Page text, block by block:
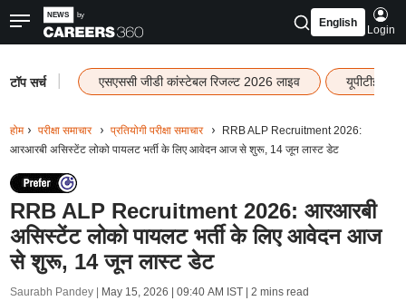
English
Login
टॉप सर्च एसएससी जीडी कांस्टेबल रिजल्ट 2026 लाइव यूपीटीईटी
होम परीक्षा समाचार प्रतियोगी परीक्षा समाचार
RRB ALP Recruitment 2026:
आरआरबी असिस्टेंट लोको पायलट भर्ती के लिए आवेदन आज से शुरू, 14 जून लास्ट डेट
RRB ALP Recruitment 2026: आरआरबी
असिस्टेंट लोको पायलट भर्ती के लिए आवेदन आज
से शुरू, 14 जून लास्ट डेट
Saurabh Pandey | May 15, 2026 | 09:40 AM IST| 2 mins read